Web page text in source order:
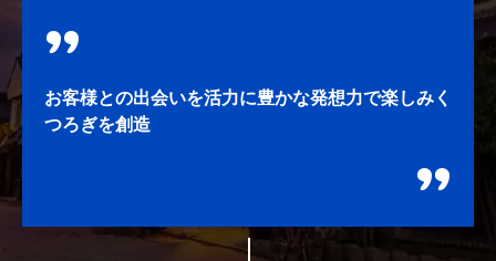
お客様との出会いを活力に豊かな発想力で楽しみく
つろぎを創造